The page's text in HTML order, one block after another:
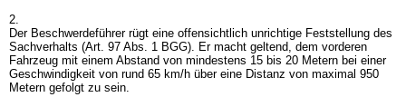
2.
Der Beschwerdeführer rügt eine offensichtlich unrichtige Feststellung des
Sachverhalts (Art. 97 Abs. 1 BGG). Er macht geltend, dem vorderen
Fahrzeug mit einem Abstand von mindestens 15 bis 20 Metern bei einer
Geschwindigkeit von rund 65 km/h über eine Distanz von maximal 950
Metern gefolgt zu sein.